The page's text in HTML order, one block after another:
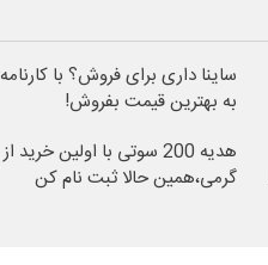
ساینا داری برای فروش؟ با کارنامه
به بهترین قیمت بفروش!
هدیه 200 سوتی با اولین خرید از
گرمی،همین حالا ثبت نام کن